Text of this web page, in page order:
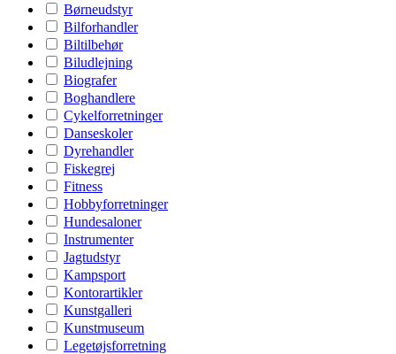
Børneudstyr
Bilforhandler
Biltilbehør
Biludlejning
Biografer
Boghandlere
Cykelforretninger
Danseskoler
Dyrehandler
Fiskegrej
Fitness
Hobbyforretninger
Hundesaloner
Instrumenter
Jagtudstyr
Kampsport
Kontorartikler
Kunstgalleri
Kunstmuseum
Legetøjsforretning